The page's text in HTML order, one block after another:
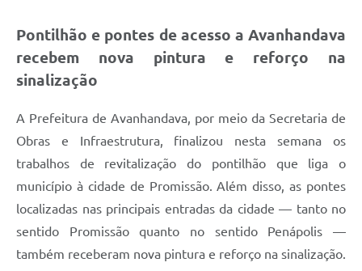
Pontilhão e pontes de acesso a Avanhandava
recebem nova pintura e reforço na
sinalização
A Prefeitura de Avanhandava, por meio da Secretaria de
Obras e Infraestrutura, finalizou nesta semana os
trabalhos de revitalização do pontilhão que liga o
município à cidade de Promissão. Além disso, as pontes
localizadas nas principais entradas da cidade — tanto no
sentido Promissão quanto no sentido Penápolis —
também receberam nova pintura e reforço na sinalização.